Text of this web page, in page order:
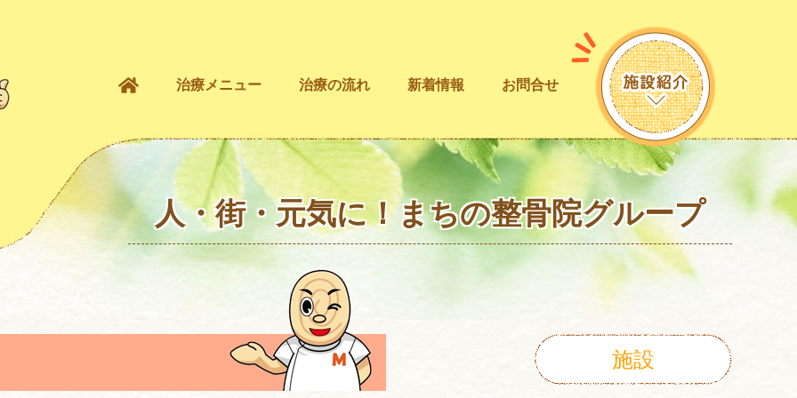
治療メニュー 治療の流れ 新着情報 お問合せ
人・街・元気に！まちの整骨院グループ
施設